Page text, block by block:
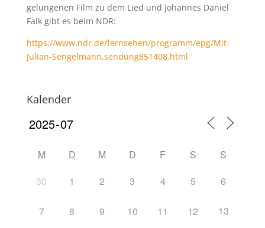
gelungenen Film zu dem Lied und Johannes Daniel
Falk gibt es beim NDR:
https://www.ndr.de/fernsehen/programm/epg/Mit-
Julian-Sengelmann,sendung851408.html
Kalender
M D M D F S
S
30
1 2 3 4 5 6
7 8 9 10 11 12 13